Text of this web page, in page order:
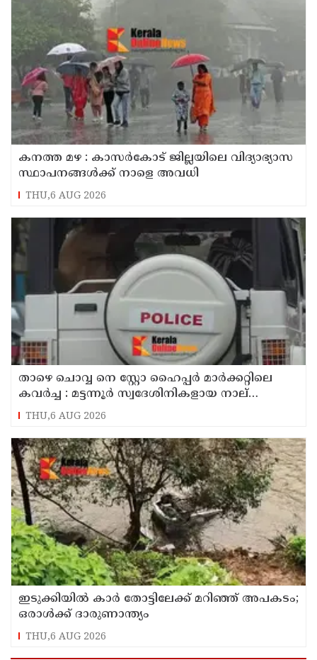
കനത്ത മഴ : കാസർകോട് ജില്ലയിലെ വിദ്യാഭ്യാസ
സ്ഥാപനങ്ങൾക്ക് നാളെ അവധി
THU,6 AUG 2026
താഴെ ചൊവ്വ നെ സ്റ്റോ ഹൈപ്പർ മാർക്കറ്റിലെ
കവർച്ച : മട്ടന്നൂർ സ്വദേശിനികളായ നാല്
പ്രതികൾ പിടിയിൽ
THU,6 AUG 2026
ഇടുക്കിയിൽ കാർ തോട്ടിലേക്ക് മറിഞ്ഞ് അപകടം;
ഒരാൾക്ക് ദാരുണാന്ത്യം
THU,6 AUG 2026